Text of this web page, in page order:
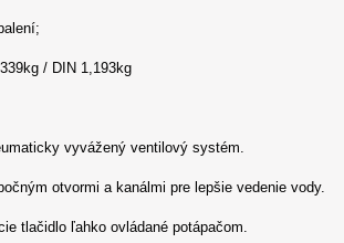
/ DIN 1,193kg
vyvážený ventilový systém.
otvormi a kanálmi pre lepšie vedenie vody.
tlačidlo ľahko ovládané potápačom.